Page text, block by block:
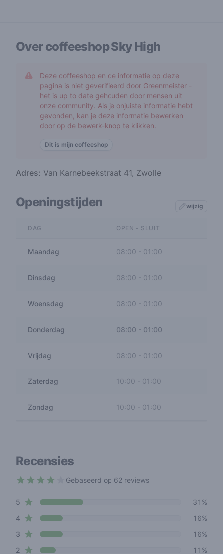
Over coffeeshopSky High
Deze coffeeshop en de informatie op deze
pagina is niet geverifieerd door Greenmeister -
het is up to date gehouden door mensen uit
onze community. Als je onjuiste informatie hebt
gevonden, kan je deze informatie bewerken
door op de bewerk-knop te klikken.
Dit is mijn coffeeshop
Adres: Van Karnebeekstraat 41, Zwolle
Openingstijden wijzig
DAG OPEN - SLUIT
Maandag 08:00 - 01:00
Dinsdag 08:00 01:00
Woensdag 08:00 - 01:00
Donderdag 08:00 - 01:00
Vrijdag 08:00 - 01:00
Zaterdag 10:00 01:00
Zondag 10:00 - 01:00
Recensies
Gebaseerd op 62 reviews
Review data
5 star reviews
31%
4star reviews
16%
3 star reviews
16%
2 star reviews 11%